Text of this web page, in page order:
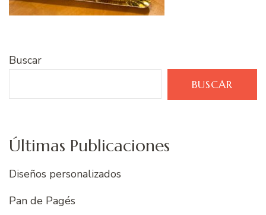
Buscar
BUSCAR
Últimas Publicaciones
Diseños personalizados
Pan de Pagés